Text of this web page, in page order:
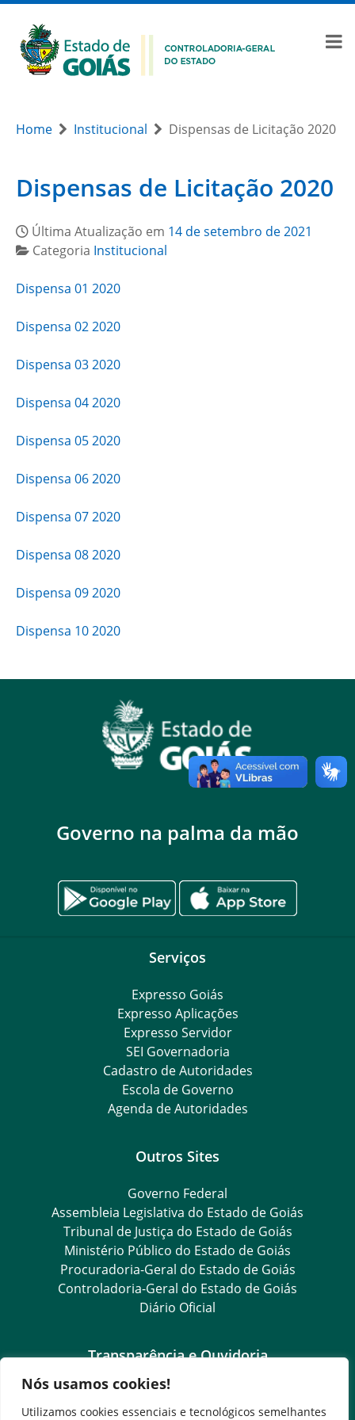
Nós usamos cookies!
Utilizamos cookies essenciais e tecnológicos semelhantes
Home Institucional Dispensas de Licitação 2020
Dispensas de Licitação 2020
Última Atualização em 14 de setembro de 2021
Categoria Institucional
Dispensa 01 2020
Dispensa 02 2020
Dispensa 03 2020
Dispensa 04 2020
Dispensa 05 2020
Dispensa 06 2020
Dispensa 07 2020
Dispensa 08 2020
Dispensa 09 2020
Dispensa 10 2020
Governo na palma da mão
Serviços
Expresso Goiás
Expresso Aplicações
Expresso Servidor
SEI Governadoria
Cadastro de Autoridades
Escola de Governo
Agenda de Autoridades
Outros Sites
Governo Federal
Assembleia Legislativa do Estado de Goiás
Tribunal de Justiça do Estado de Goiás
Ministério Público do Estado de Goiás
Procuradoria-Geral do Estado de Goiás
Controladoria-Geral do Estado de Goiás
Diário Oficial
Transparência e Ouvidoria
LGPD
Goiás Transparência